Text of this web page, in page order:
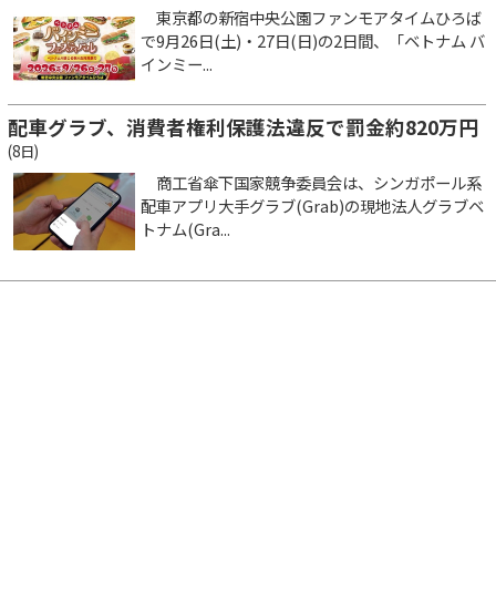
東京都の新宿中央公園ファンモアタイムひろば
で9月26日(土)・27日(日)の2日間、「ベトナム バ
インミー...
配車グラブ、消費者権利保護法違反で罰金約820万円
(8日)
商工省傘下国家競争委員会は、シンガポール系
配車アプリ大手グラブ(Grab)の現地法人グラブベ
トナム(Gra...